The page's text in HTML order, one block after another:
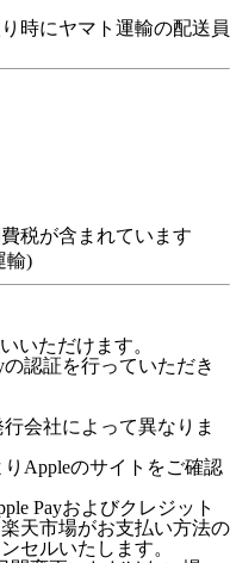
時にヤマト運輸の配送員
税が含まれています
輸)
いただけます。
認証を行っていただき
会社によって異なりま
りAppleのサイトをご確認
Payおよびクレジット
天市場がお支払い方法の
セルいたします。